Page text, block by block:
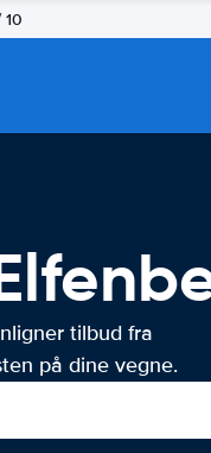
10
tilbud fra
på dine vegne.